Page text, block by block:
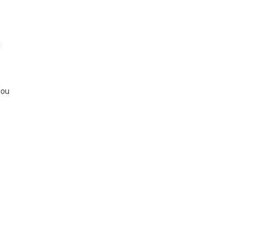
ou